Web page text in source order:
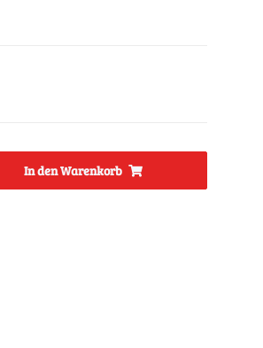
In den Warenkorb